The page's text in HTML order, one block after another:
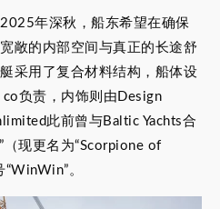
年深秋，船东希望在确保
敞的内部空间与真正的长途舒
采用了复合材料结构，船体设
负责，内饰则由Design
此前曾与Baltic Yachts合
现更名为“Scorpione of
。